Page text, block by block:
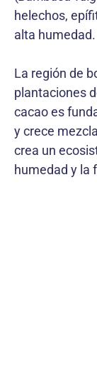
helechos,
alta humedad.
La región de
plantaciones
cacao es
y crece
crea un
humedad y la